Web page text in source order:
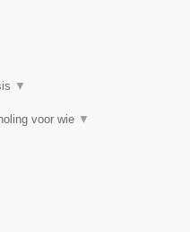
▼
voor wie ▼